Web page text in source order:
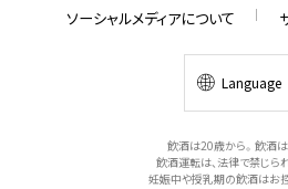
ソーシャルメディアについて
Language
飲酒は20歳から。飲酒は
飲酒運転は、法律で禁じら
妊娠中や授乳期の飲酒はお控